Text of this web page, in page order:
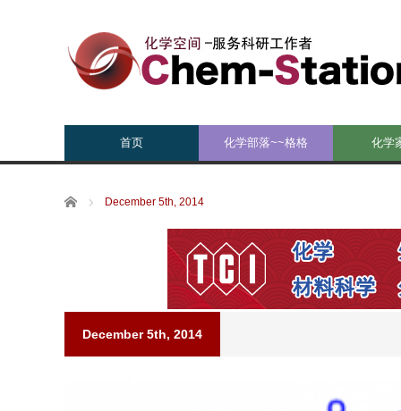
首页 化学部落~~格格 化学
Home December 5th, 2014
December 5th, 2014